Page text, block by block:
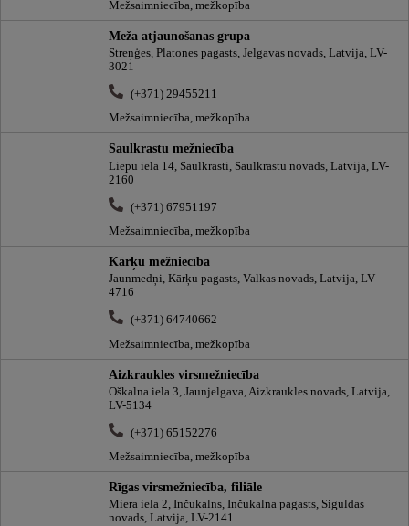
Mežsaimniecība, mežkopība
Meža atjaunošanas grupa
Streņģes, Platones pagasts, Jelgavas novads, Latvija, LV-
3021
(+371) 29455211
Mežsaimniecība, mežkopība
Saulkrastu mežniecība
Liepu iela 14, Saulkrasti, Saulkrastu novads, Latvija, LV-
2160
(+371) 67951197
Mežsaimniecība, mežkopība
Kārķu mežniecība
Jaunmedņi, Kārķu pagasts, Valkas novads, Latvija, LV-
4716
(+371) 64740662
Mežsaimniecība, mežkopība
Aizkraukles virsmežniecība
Oškalna iela 3, Jaunjelgava, Aizkraukles novads, Latvija,
LV-5134
(+371) 65152276
Mežsaimniecība, mežkopība
Rīgas virsmežniecība, filiāle
Miera iela 2, Inčukalns, Inčukalna pagasts, Siguldas
novads, Latvija, LV-2141